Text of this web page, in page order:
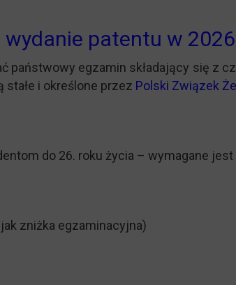
patentu w
państwowy egzamin składający się z
i określone przez Polski Związek
do 26. roku życia – wymagane
zniżka egzaminacyjna)